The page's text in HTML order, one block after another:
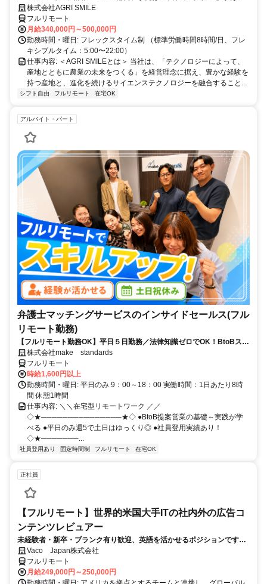
方、大歓迎！
株式会社AGRI SMILE
フルリモート
月給340,000円～500,000円
勤務時間・曜日: フレックスタイム制 （標準労働時間8時間/日、フレ
キシブルタイム：5:00〜22:00）
仕事内容: ＜AGRI SMILEとは＞ 当社は、「テクノロジーによって、
産地とともに農業の未来をつくる」を経営理念に据え、豊かな経験を
持つ産地と、進化を続けるサイエンステクノロジーを融合すること...
シフト自由 フルリモート 在宅OK
アルバイト・パート
弁護士マッチングサービスのインサイドセールス(フル
リモート勤務)
【フルリモート勤務OK】平日５日勤務／法律知識ゼロでOK！BtoBスキ
ルが身につく営業職
株式会社make standards
フルリモート
時給1,600円以上
勤務時間・曜日: 平日のみ 9：00～18：00 実働時間：1日あたり8時
間 休憩1時間
仕事内容: ＼＼在宅型リモートワーク ／／
◇★───────────────★◇ ●BtoB提案営業の基礎～実践が学
べる ●平日のみ週5で土日はゆっくり◎ ●社員登用実績あり！
◇★───────...
社員登用あり 固定時間制 フルリモート 在宅OK
正社員
【フルリモート】世界的米国大手ITの社内外の広告コ
ンテンツレビュアー
未経験者・新卒・ブランク有り歓迎、英語を活かせるポジションです。
完全リモート
Vaco Japan株式会社
フルリモート
月給249,000円～250,000円